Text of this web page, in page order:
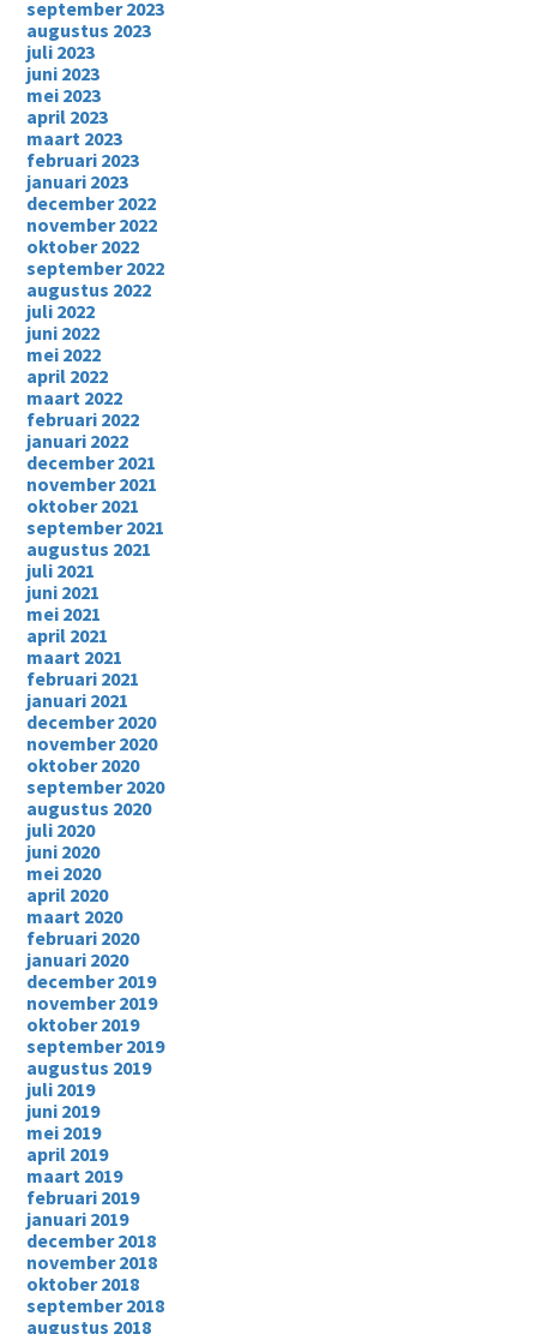
september 2023
augustus 2023
juli 2023
juni 2023
mei 2023
april 2023
maart 2023
februari 2023
januari 2023
december 2022
november 2022
oktober 2022
september 2022
augustus 2022
juli 2022
juni 2022
mei 2022
april 2022
maart 2022
februari 2022
januari 2022
december 2021
november 2021
oktober 2021
september 2021
augustus 2021
juli 2021
juni 2021
mei 2021
april 2021
maart 2021
februari 2021
januari 2021
december 2020
november 2020
oktober 2020
september 2020
augustus 2020
juli 2020
juni 2020
mei 2020
april 2020
maart 2020
februari 2020
januari 2020
december 2019
november 2019
oktober 2019
september 2019
augustus 2019
juli 2019
juni 2019
mei 2019
april 2019
maart 2019
februari 2019
januari 2019
december 2018
november 2018
oktober 2018
september 2018
augustus 2018